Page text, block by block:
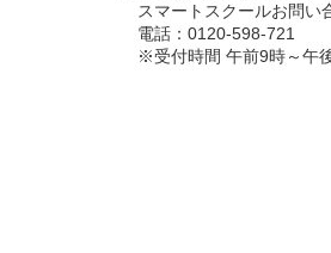
スマートスクールお問い
電話：0120-598-721
※受付時間 午前9時～午後